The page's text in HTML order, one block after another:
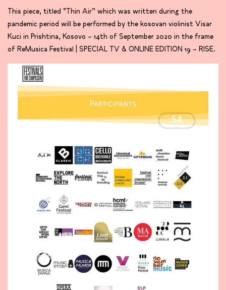
This piece, titled “Thin Air” which was written during the
pandemic period will be performed by the kosovan violinist Visar
Kuci in Prishtina, Kosovo – 14th of September 2020 in the frame
of ReMusica Festival | SPECIAL TV & ONLINE EDITION 19 – RISE.